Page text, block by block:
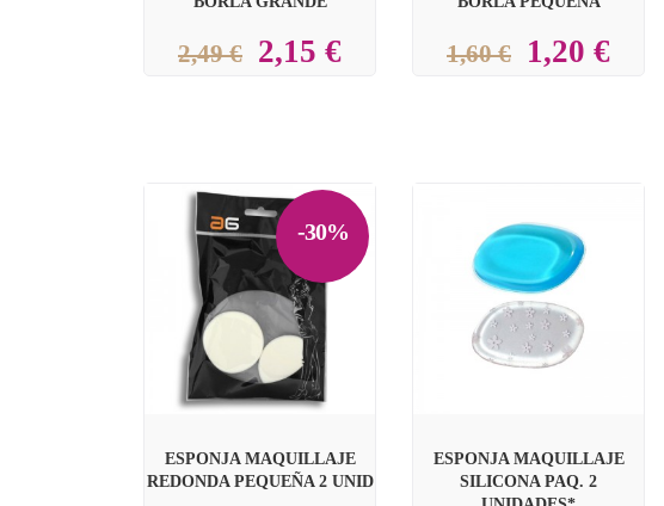
2,49 € 2,15 € 1,60 € 1,20 €
-30%

ESPONJA MAQUILLAJE
REDONDA PEQUEÑA 2 UNID

ESPONJA MAQUILLAJE
SILICONA PAQ. 2